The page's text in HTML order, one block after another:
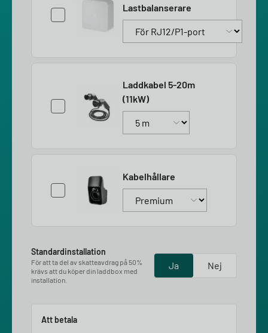
Lastbalanserare
Laddkabel 5-20m
(11kW)
Kabelhållare
Standardinstallation
För att ta del av skatteavdrag på 50%
krävs att du köper din laddbox med
installation.
Ja Nej
Att betala